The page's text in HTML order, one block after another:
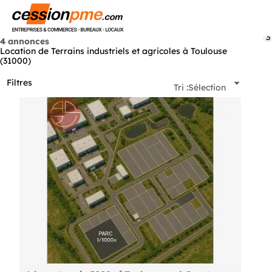
4 annonces
Location de Terrains industriels et agricoles à Toulouse
(31000)
Filtres
3
Tri :Sélection